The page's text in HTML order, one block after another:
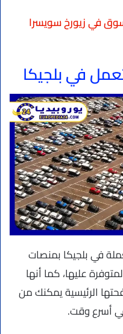
في زيورخ سويسرا
في بلجيكا
في بلجيكا بمنصات
عليها، كما أنها
الرئيسية يمكنك من
أسرع وقت.